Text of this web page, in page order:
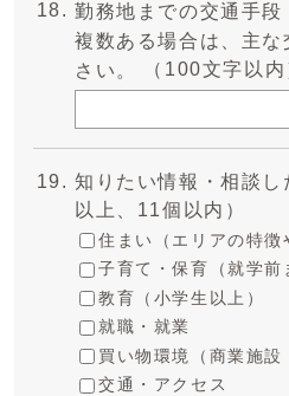
勤務地までの交通手段
複数ある場合は、主
さい。
（100文字以内
以上、11個以内）
住まい（エリアの特徴
子育て・保育（就学前
教育（小学生以上）
就職・就業
買い物環境（商業施設
交通・アクセス